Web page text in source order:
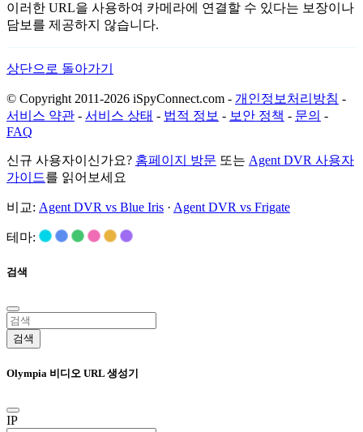
이러한 URL을 사용하여 카메라에 연결할 수 있다는 보장이나
담보를 제공하지 않습니다.
상단으로 돌아가기
© Copyright 2011-2026 iSpyConnect.com - 개인정보처리방침 -
서비스 약관 - 서비스 상태 - 법적 정보 - 보안 정책 - 문의 -
FAQ
신규 사용자이신가요? 홈페이지 방문 또는 Agent DVR 사용자
가이드를 읽어보세요
비교: Agent DVR vs Blue Iris · Agent DVR vs Frigate
테마:
검색
검색
Olympia 비디오 URL 생성기
IP